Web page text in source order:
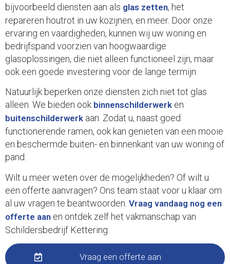
bijvoorbeeld diensten aan als glas zetten, het
repareren houtrot in uw kozijnen, en meer. Door onze
ervaring en vaardigheden, kunnen wij uw woning en
bedrijfspand voorzien van hoogwaardige
glasoplossingen, die niet alleen functioneel zijn, maar
ook een goede investering voor de lange termijn.
Natuurlijk beperken onze diensten zich niet tot glas
alleen. We bieden ook binnenschilderwerk en
buitenschilderwerk aan. Zodat u, naast goed
functionerende ramen, ook kan genieten van een mooie
en beschermde buiten- en binnenkant van uw woning of
pand.
Wilt u meer weten over de mogelijkheden? Of wilt u
een offerte aanvragen? Ons team staat voor u klaar om
al uw vragen te beantwoorden. Vraag vandaag nog een
offerte aan en ontdek zelf het vakmanschap van
Schildersbedrijf Kettering.
Vraag een offerte aan